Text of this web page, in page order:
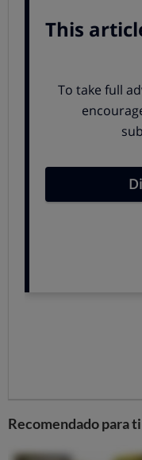
óptica.
El precio
(normalmente
televisión o móvil)
Los
ha cambiado de
Las empresas de
determinados
puntuaciones. Sobre
Entre los operadores
La tarifa elegida
Recomendado para ti